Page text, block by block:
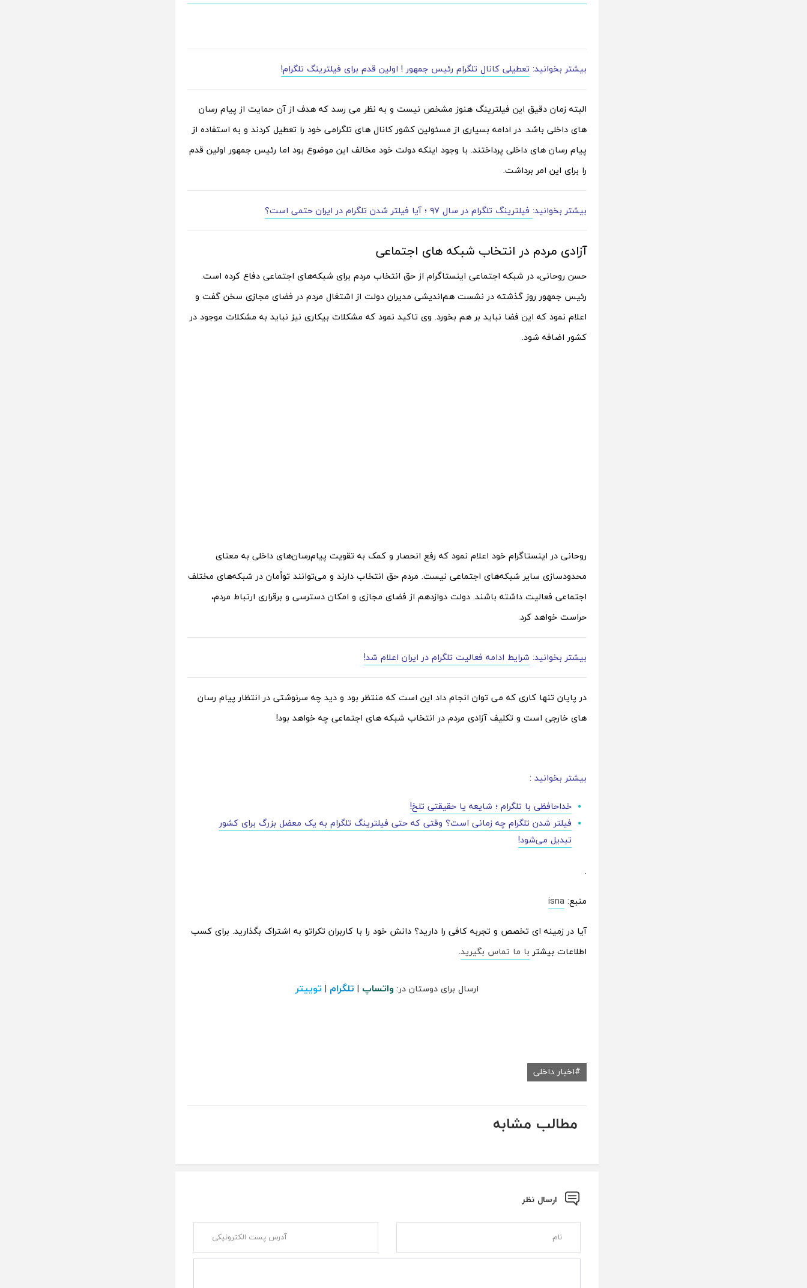
بیشتر بخوانید: تعطیلی کانال تلگرام رئیس جمهور ! اولین قدم برای فیلترینگ تلگرام!
البته زمان دقیق این فیلترینگ هنوز مشخص نیست و به نظر می رسد که هدف از آن حمایت از پیام رسان
های داخلی باشد. در ادامه بسیاری از مسئولین کشور کانال های تلگرامی خود را تعطیل کردند و به استفاده از
پیام رسان های داخلی پرداختند. با وجود اینکه دولت خود مخالف این موضوع بود اما رئیس جمهور اولین قدم
را برای این امر برداشت.
بیشتر بخوانید: فیلترینگ تلگرام در سال ۹۷ ؛ آیا فیلتر شدن تلگرام در ایران حتمی است؟
آزادی مردم در انتخاب شبکه های اجتماعی
حسن روحانی، در شبکه اجتماعی اینستاگرام از حق انتخاب مردم برای شبکه‌های اجتماعی دفاع کرده است.
رئیس جمهور روز گذشته در نشست هم‌اندیشی مدیران دولت از اشتغال مردم در فضای مجازی سخن گفت و
اعلام نمود که این فضا نباید بر هم بخورد. وی تاکید نمود که مشکلات بیکاری نیز نباید به مشکلات موجود در
کشور اضافه شود.
روحانی در اینستاگرام خود اعلام نمود که رفع انحصار و کمک به تقویت پیام‌رسان‌های داخلی به معنای
محدودسازی سایر شبکه‌های اجتماعی نیست. مردم حق انتخاب دارند و می‌توانند توأمان در شبکه‌های مختلف
اجتماعی فعالیت داشته باشند.‌ دولت دوازدهم از فضای مجازی و امکان دسترسی و برقراری ارتباط مردم،
حراست خواهد کرد.
بیشتر بخوانید: شرایط ادامه فعالیت تلگرام در ایران اعلام شد!
در پایان تنها کاری که می توان انجام داد این است که منتظر بود و دید چه سرنوشتی در انتظار پیام رسان
های خارجی است و تکلیف آزادی مردم در انتخاب شبکه های اجتماعی چه خواهد بود!
بیشتر بخوانید :
خداحافظی با تلگرام ؛ شایعه یا حقیقتی تلخ!
فیلتر شدن تلگرام چه زمانی است؟ وقتی که حتی فیلترینگ تلگرام به یک معضل بزرگ برای کشور
تبدیل می‌شود!
.
منبع: isna
آیا در زمینه ای تخصص و تجربه کافی را دارید؟ دانش خود را با کاربران تکراتو به اشتراک بگذارید. برای کسب
اطلاعات بیشتر با ما تماس بگیرید.
ارسال برای دوستان در: واتساپ | تلگرام | توییتر
اخبار داخلی
مطالب مشابه
ارسال نظر